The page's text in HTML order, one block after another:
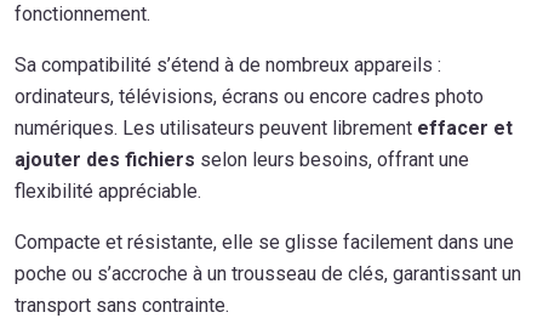
fonctionnement.
Sa compatibilité s’étend à de nombreux appareils :
ordinateurs, télévisions, écrans ou encore cadres photo
numériques. Les utilisateurs peuvent librement effacer et
ajouter des fichiers selon leurs besoins, offrant une
flexibilité appréciable.
Compacte et résistante, elle se glisse facilement dans une
poche ou s’accroche à un trousseau de clés, garantissant un
transport sans contrainte.